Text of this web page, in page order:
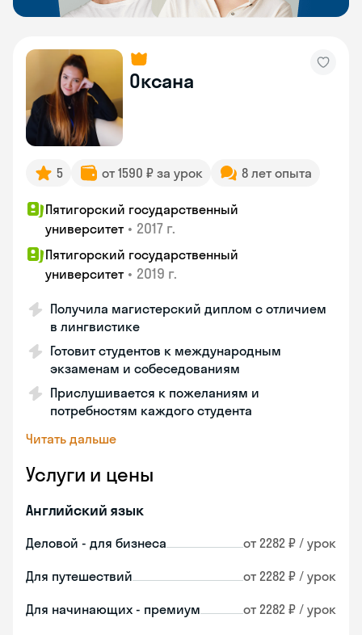
Оксана
5 от 1590 ₽ за урок 8 лет опыта
Пятигорский государственный
университет • 2017 г.
Пятигорский государственный
университет • 2019 г.
Получила магистерский диплом с отличием
в лингвистике
Готовит студентов к международным
экзаменам и собеседованиям
Прислушивается к пожеланиям и
потребностям каждого студента
Читать дальше
Услуги и цены
Английский язык
Деловой - для бизнеса от 2282 ₽ / урок
Для путешествий от 2282 ₽ / урок
Для начинающих - премиум от 2282 ₽ / урок